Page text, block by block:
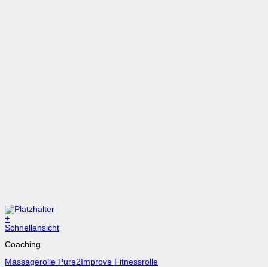
+
Schnellansicht
Coaching
Massagerolle Pure2Improve Fitnessrolle